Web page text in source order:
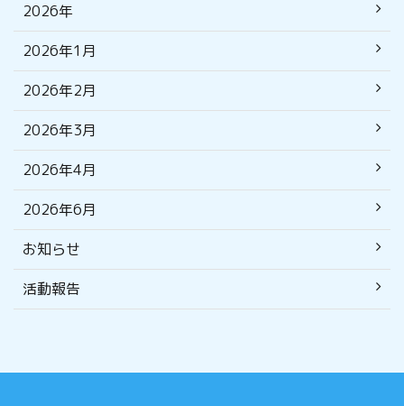
2026年
2026年1月
2026年2月
2026年3月
2026年4月
2026年6月
お知らせ
活動報告